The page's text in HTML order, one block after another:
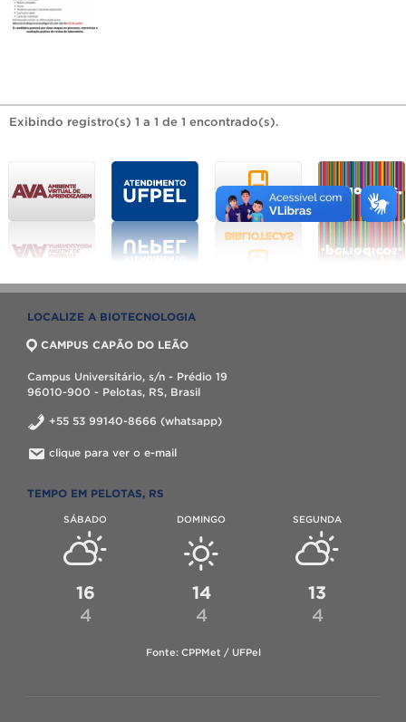
Exibindo registro(s) 1 a 1 de 1 encontrado(s).
LOCALIZE A BIOTECNOLOGIA
CAMPUS CAPÃO DO LEÃO
Campus Universitário, s/n - Prédio 19
96010-900 - Pelotas, RS, Brasil
+55 53 99140-8666 (whatsapp)
clique para ver o e-mail
TEMPO EM PELOTAS, RS
SÁBADO
16
4
DOMINGO
14
4
SEGUNDA
13
4
Fonte: CPPMet / UFPel